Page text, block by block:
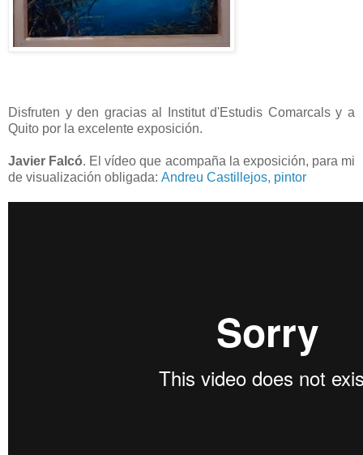
Disfruten y den gracias al Institut d'Estudis Comarcals y a
Quito por la excelente exposición.
Javier Falcó. El vídeo que acompaña la exposición, para mi
de visualización obligada: Andreu Castillejos, pintor